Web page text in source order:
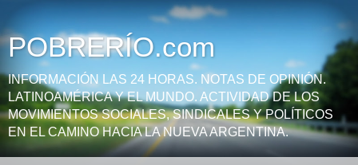
POBRERÍO.com
INFORMACIÓN LAS 24 HORAS. NOTAS DE OPINIÓN.
LATINOAMÉRICA Y EL MUNDO. ACTIVIDAD DE LOS
MOVIMIENTOS SOCIALES, SINDICALES Y POLÍTICOS
EN EL CAMINO HACIA LA NUEVA ARGENTINA.